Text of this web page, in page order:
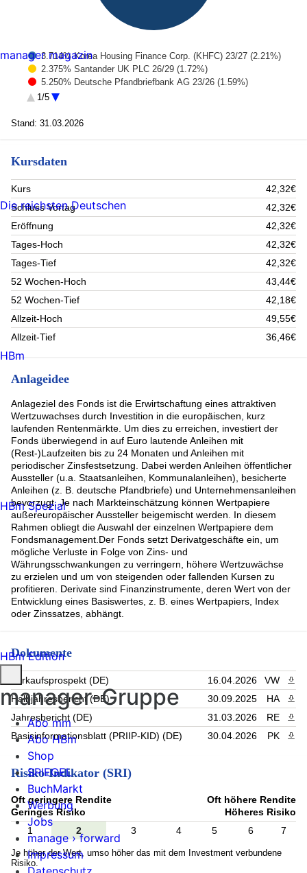
3.714% Korea Housing Finance Corp. (KHFC) 23/27 (2.21%)
2.375% Santander UK PLC 26/29 (1.72%)
5.250% Deutsche Pfandbriefbank AG 23/26 (1.59%)
2.700% Litauen, Republik 25/28 (1.52%)
5.000% Israel, Staat 23/26 (1.37%)
2.875% Rumänien, Republik 16/28 (1.25%)
1/5
Stand: 31.03.2026
Kursdaten
Kurs
42,32€
Schluss Vortag
42,32€
Eröffnung
42,32€
Tages-Hoch
42,32€
Tages-Tief
42,32€
52 Wochen-Hoch
43,44€
52 Wochen-Tief
42,18€
Allzeit-Hoch
49,55€
Allzeit-Tief
36,46€
Anlageidee
Anlageziel des Fonds ist die Erwirtschaftung eines attraktiven
Wertzuwachses durch Investition in die europäischen, kurz
laufenden Rentenmärkte. Um dies zu erreichen, investiert der
Fonds überwiegend in auf Euro lautende Anleihen mit
(Rest-)Laufzeiten bis zu 24 Monaten und Anleihen mit
periodischer Zinsfestsetzung. Dabei werden Anleihen öffentlicher
Aussteller (u.a. Staatsanleihen, Kommunalanleihen), besicherte
Anleihen (z. B. deutsche Pfandbriefe) und Unternehmensanleihen
bevorzugt. Je nach Markteinschätzung können Wertpapiere
außereuropäischer Aussteller beigemischt werden. In diesem
Rahmen obliegt die Auswahl der einzelnen Wertpapiere dem
Fondsmanagement.Der Fonds setzt Derivatgeschäfte ein, um
mögliche Verluste in Folge von Zins- und
Währungsschwankungen zu verringern, höhere Wertzuwächse
zu erzielen und um von steigenden oder fallenden Kursen zu
profitieren. Derivate sind Finanzinstrumente, deren Wert von der
Entwicklung eines Basiswertes, z. B. eines Wertpapiers, Index
oder Zinssatzes, abhängt.
Dokumente
Verkaufsprospekt (DE) 16.04.2026 VW
Halbjahresbericht (DE)
30.09.2025 HA
Jahresbericht (DE)
31.03.2026 RE
Basisinformationsblatt (PRIIP-KID) (DE)
30.04.2026 PK
Risiko-Indikator (SRI)
Oft geringere Rendite
Geringes Risiko
Oft höhere Rendite
Höheres Risiko
1
2 3 4 5 6 7
Je höher der Wert, umso höher das mit dem Investment verbundene
Risiko.
manager magazin
Die reichsten Deutschen
HBm
HBm Spezial
HBm Edition
manager-Gruppe
Abo mm
Abo HBm
Shop
SPIEGEL
BuchMarkt
Werbung
Jobs
manage › forward
Impressum